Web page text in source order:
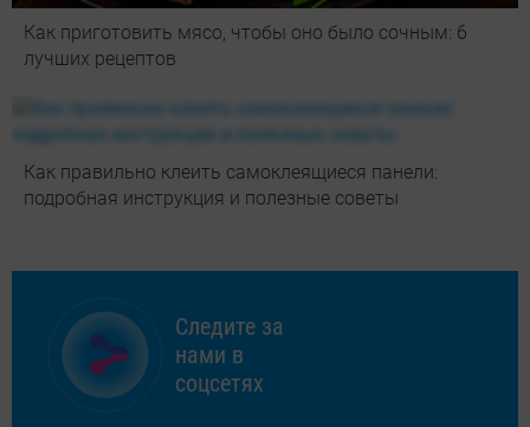
Как приготовить мясо, чтобы оно было сочным: 6
лучших рецептов
Как правильно клеить самоклеящиеся панели:
подробная инструкция и полезные советы
Следите за
нами в
соцсетях